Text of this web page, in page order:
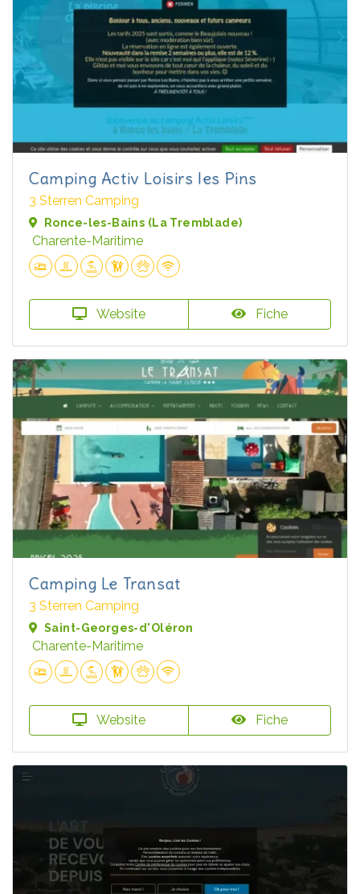
Camping Activ Loisirs les Pins
3 Sterren Camping
Ronce-les-Bains (La Tremblade)
Charente-Maritime
Website Fiche
Camping Le Transat
3 Sterren Camping
Saint-Georges-d'Oléron
Charente-Maritime
Website Fiche